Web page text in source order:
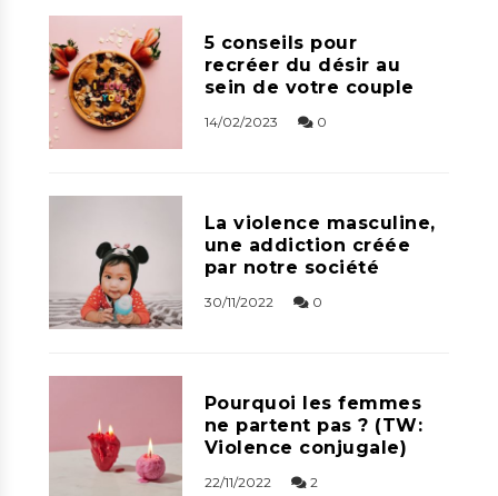
5 conseils pour
recréer du désir au
sein de votre couple
14/02/2023 0
La violence masculine,
une addiction créée
par notre société
30/11/2022 0
Pourquoi les femmes
ne partent pas ? (TW:
Violence conjugale)
22/11/2022 2